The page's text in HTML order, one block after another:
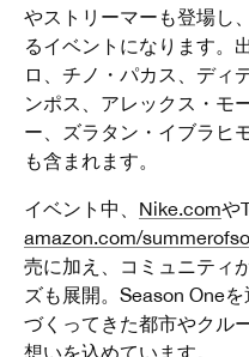
やストリーマーも登場し
るイベントになります。
ロ、チノ・パカス、ディ
ンポス、アレックス・モ
ー、ズラタン・イブラヒ
も含まれます。
イベント中、 Nike.comや
amazon.com/
売に加え、コミュニティ
ズも展開。Season One
づくってきた都市やクル
想いを込めています。